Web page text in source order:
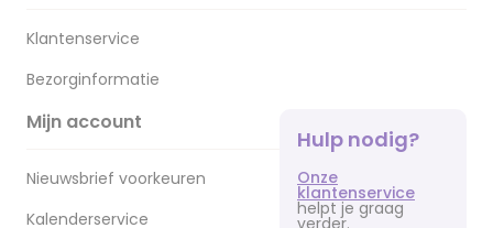
Klantenservice
Bezorginformatie
Mijn account
Nieuwsbrief voorkeuren
Kalenderservice
Hulp nodig?
Onze
klantenservice
helpt je graag
verder.